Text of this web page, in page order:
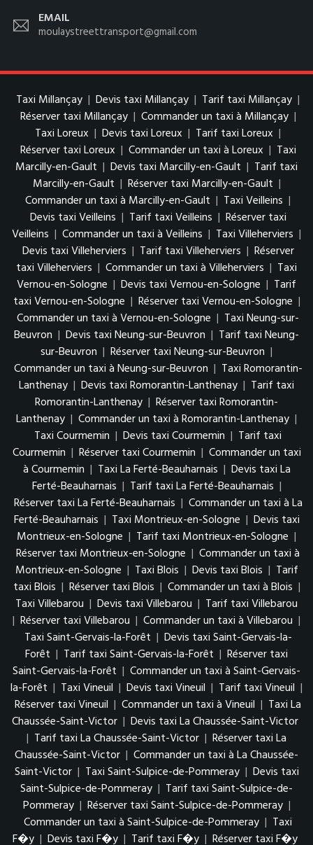
EMAIL
moulaystreettransport@gmail.com
Taxi Millançay | Devis taxi Millançay | Tarif taxi Millançay |
Réserver taxi Millançay | Commander un taxi à Millançay |
Taxi Loreux | Devis taxi Loreux | Tarif taxi Loreux |
Réserver taxi Loreux | Commander un taxi à Loreux | Taxi
Marcilly-en-Gault | Devis taxi Marcilly-en-Gault | Tarif taxi
Marcilly-en-Gault | Réserver taxi Marcilly-en-Gault |
Commander un taxi à Marcilly-en-Gault | Taxi Veilleins |
Devis taxi Veilleins | Tarif taxi Veilleins | Réserver taxi
Veilleins | Commander un taxi à Veilleins | Taxi Villeherviers |
Devis taxi Villeherviers | Tarif taxi Villeherviers | Réserver
taxi Villeherviers | Commander un taxi à Villeherviers | Taxi
Vernou-en-Sologne | Devis taxi Vernou-en-Sologne | Tarif
taxi Vernou-en-Sologne | Réserver taxi Vernou-en-Sologne |
Commander un taxi à Vernou-en-Sologne | Taxi Neung-sur-
Beuvron | Devis taxi Neung-sur-Beuvron | Tarif taxi Neung-
sur-Beuvron | Réserver taxi Neung-sur-Beuvron |
Commander un taxi à Neung-sur-Beuvron | Taxi Romorantin-
Lanthenay | Devis taxi Romorantin-Lanthenay | Tarif taxi
Romorantin-Lanthenay | Réserver taxi Romorantin-
Lanthenay | Commander un taxi à Romorantin-Lanthenay |
Taxi Courmemin | Devis taxi Courmemin | Tarif taxi
Courmemin | Réserver taxi Courmemin | Commander un taxi
à Courmemin | Taxi La Ferté-Beauharnais | Devis taxi La
Ferté-Beauharnais | Tarif taxi La Ferté-Beauharnais |
Réserver taxi La Ferté-Beauharnais | Commander un taxi à La
Ferté-Beauharnais | Taxi Montrieux-en-Sologne | Devis taxi
Montrieux-en-Sologne | Tarif taxi Montrieux-en-Sologne |
Réserver taxi Montrieux-en-Sologne | Commander un taxi à
Montrieux-en-Sologne | Taxi Blois | Devis taxi Blois | Tarif
taxi Blois | Réserver taxi Blois | Commander un taxi à Blois |
Taxi Villebarou | Devis taxi Villebarou | Tarif taxi Villebarou
| Réserver taxi Villebarou | Commander un taxi à Villebarou |
Taxi Saint-Gervais-la-Forêt | Devis taxi Saint-Gervais-la-
Forêt | Tarif taxi Saint-Gervais-la-Forêt | Réserver taxi
Saint-Gervais-la-Forêt | Commander un taxi à Saint-Gervais-
la-Forêt | Taxi Vineuil | Devis taxi Vineuil | Tarif taxi Vineuil |
Réserver taxi Vineuil | Commander un taxi à Vineuil | Taxi La
Chaussée-Saint-Victor | Devis taxi La Chaussée-Saint-Victor
| Tarif taxi La Chaussée-Saint-Victor | Réserver taxi La
Chaussée-Saint-Victor | Commander un taxi à La Chaussée-
Saint-Victor | Taxi Saint-Sulpice-de-Pommeray | Devis taxi
Saint-Sulpice-de-Pommeray | Tarif taxi Saint-Sulpice-de-
Pommeray | Réserver taxi Saint-Sulpice-de-Pommeray |
Commander un taxi à Saint-Sulpice-de-Pommeray | Taxi
F�y | Devis taxi F�y | Tarif taxi F�y | Réserver taxi F�y